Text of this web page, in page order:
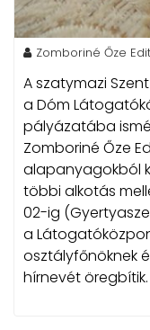
Zomboriné Őze Edit
A szatymazi
a Dóm
pályázatába
Zomboriné Őze
alapanyagokból
többi alkotás
02-ig
a
osztályfőnöknek
hírnevét öregbítik.